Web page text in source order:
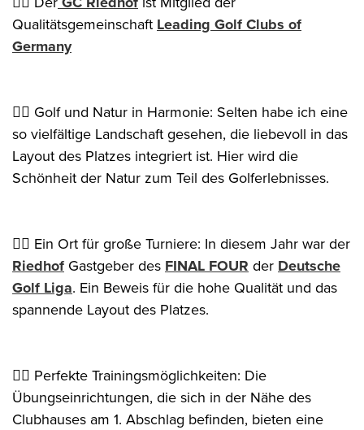
Qualitätsgemeinschaft Leading Golf Clubs of
Germany
👉🏻 Golf und Natur in Harmonie: Selten habe ich eine
so vielfältige Landschaft gesehen, die liebevoll in das
Layout des Platzes integriert ist. Hier wird die
Schönheit der Natur zum Teil des Golferlebnisses.
👉🏻 Ein Ort für große Turniere: In diesem Jahr war der
Riedhof Gastgeber des FINAL FOUR der Deutsche
Golf Liga. Ein Beweis für die hohe Qualität und das
spannende Layout des Platzes.
👉🏻 Perfekte Trainingsmöglichkeiten: Die
Übungseinrichtungen, die sich in der Nähe des
Clubhauses am 1. Abschlag befinden, bieten eine